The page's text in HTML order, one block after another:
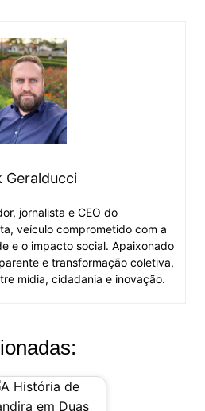
Geralducci
jornalista e CEO do
veículo comprometido com a
e o impacto social. Apaixonado
e transformação coletiva,
mídia, cidadania e inovação.